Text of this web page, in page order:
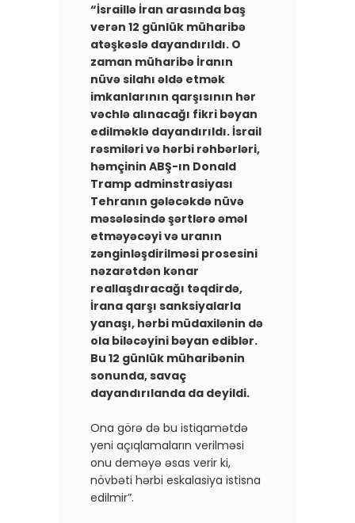
“İsraillə İran arasında baş
verən 12 günlük müharibə
atəşkəslə dayandırıldı. O
zaman müharibə İranın
nüvə silahı əldə etmək
imkanlarının qarşısının hər
vəchlə alınacağı fikri bəyan
edilməklə dayandırıldı. İsrail
rəsmiləri və hərbi rəhbərləri,
həmçinin ABŞ-ın Donald
Tramp adminstrasiyası
Tehranın gələcəkdə nüvə
məsələsində şərtlərə əməl
etməyəcəyi və uranın
zənginləşdirilməsi prosesini
nəzarətdən kənar
reallaşdıracağı təqdirdə,
İrana qarşı sanksiyalarla
yanaşı, hərbi müdaxilənin də
ola biləcəyini bəyan ediblər.
Bu 12 günlük müharibənin
sonunda, savaç
dayandırılanda da deyildi.
Ona görə də bu istiqamətdə
yeni açıqlamaların verilməsi
onu deməyə əsas verir ki,
növbəti hərbi eskalasiya istisna
edilmir”.